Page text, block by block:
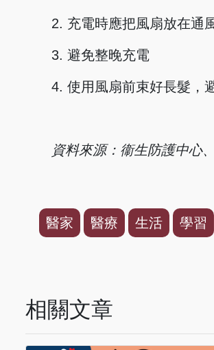
2. 充電時應把風扇放在通
3. 避免整晚充電
4. 使用風扇前束好長髮，
資料來源：衞生防護中心
醫家 醫療 生活 學習
相關文章